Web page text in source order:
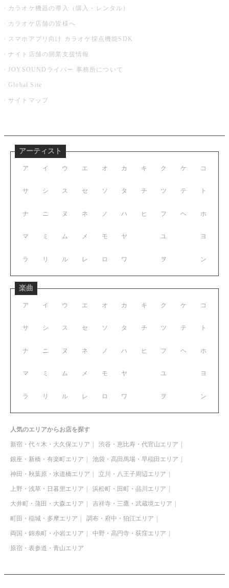
カラオケ機器の導入（購入・レンタル）
カラオケ店舗の皆様へ
スマホアプリ向け カラオケ採点機能SDK
ナイト店舗の開業支援情報
JOYSOUNDライバー 事務所について
Global Site
サイトマップ
アーティスト
ア イ ウ エ オ
サ シ ス セ ソ
ナ ニ ヌ ネ ノ
マ ミ ム メ モ
ラ リ ル レ ロ
カ キ ク ケ コ
タ チ ツ テ ト
ハ ヒ フ ヘ ホ
ヤ ユ ヨ
ワ ヲ ン
楽曲
ア イ ウ エ オ
サ シ ス セ ソ
ナ ニ ヌ ネ ノ
マ ミ ム メ モ
ラ リ ル レ ロ
カ キ ク ケ コ
タ チ ツ テ ト
ハ ヒ フ ヘ ホ
ヤ ユ ヨ
ワ ヲ ン
人気のエリアからお店を探す
新宿・代々木・大久保エリア 渋谷・恵比寿・代官山エリア
銀座・新橋・有楽町エリア 池袋・高田馬場・早稲田エリア
神田・秋葉原・水道橋エリア 立川・八王子周辺エリア
上野・浅草・日暮里エリア 浜松町・田町・品川エリア
大井町・蒲田・大森エリア 吉祥寺・三鷹・武蔵境エリア
町田・稲城・多摩エリア 調布・府中・狛江エリア
両国・錦糸町・小岩エリア 中野・高円寺・荻窪エリア
原宿・表参道・青山エリア